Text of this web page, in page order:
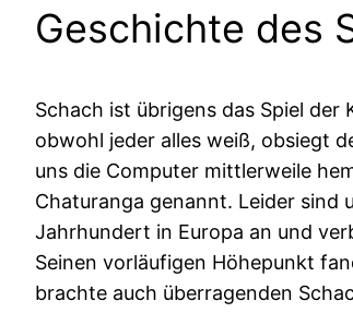
Geschichte des
Schach ist übrigens das Spiel
obwohl jeder alles weiß, obsiegt
uns die Computer mittlerweile
Chaturanga genannt. Leider sind
Jahrhundert in Europa an und
Seinen vorläufigen Höhepunkt
brachte auch überragenden